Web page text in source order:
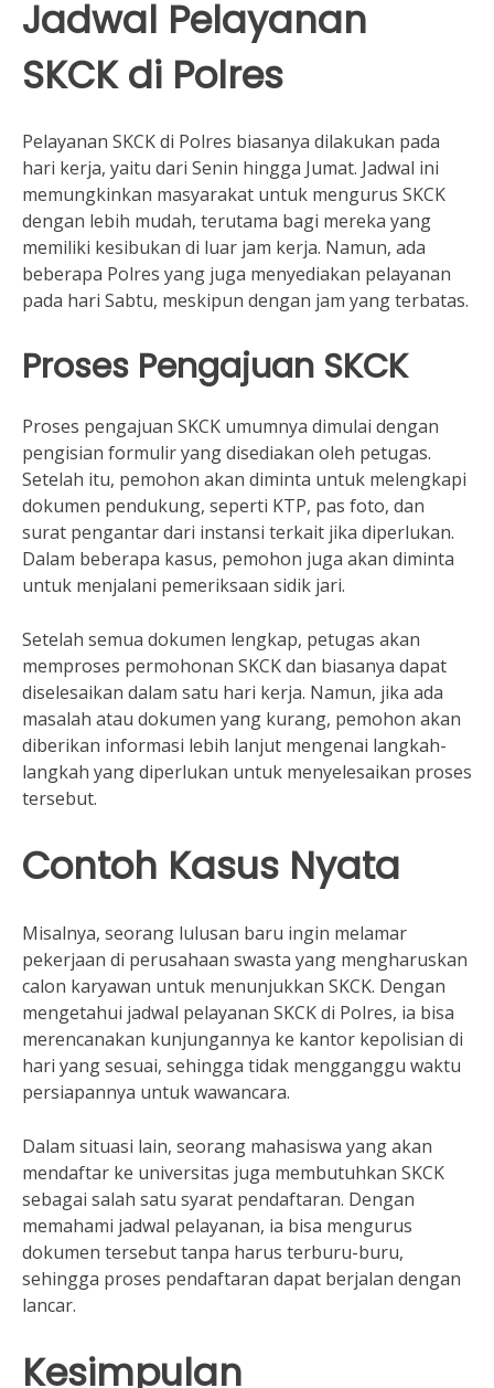
Jadwal Pelayanan
SKCK di Polres
Pelayanan SKCK di Polres biasanya dilakukan pada
hari kerja, yaitu dari Senin hingga Jumat. Jadwal ini
memungkinkan masyarakat untuk mengurus SKCK
dengan lebih mudah, terutama bagi mereka yang
memiliki kesibukan di luar jam kerja. Namun, ada
beberapa Polres yang juga menyediakan pelayanan
pada hari Sabtu, meskipun dengan jam yang terbatas.
Proses Pengajuan SKCK
Proses pengajuan SKCK umumnya dimulai dengan
pengisian formulir yang disediakan oleh petugas.
Setelah itu, pemohon akan diminta untuk melengkapi
dokumen pendukung, seperti KTP, pas foto, dan
surat pengantar dari instansi terkait jika diperlukan.
Dalam beberapa kasus, pemohon juga akan diminta
untuk menjalani pemeriksaan sidik jari.
Setelah semua dokumen lengkap, petugas akan
memproses permohonan SKCK dan biasanya dapat
diselesaikan dalam satu hari kerja. Namun, jika ada
masalah atau dokumen yang kurang, pemohon akan
diberikan informasi lebih lanjut mengenai langkah-
langkah yang diperlukan untuk menyelesaikan proses
tersebut.
Contoh Kasus Nyata
Misalnya, seorang lulusan baru ingin melamar
pekerjaan di perusahaan swasta yang mengharuskan
calon karyawan untuk menunjukkan SKCK. Dengan
mengetahui jadwal pelayanan SKCK di Polres, ia bisa
merencanakan kunjungannya ke kantor kepolisian di
hari yang sesuai, sehingga tidak mengganggu waktu
persiapannya untuk wawancara.
Dalam situasi lain, seorang mahasiswa yang akan
mendaftar ke universitas juga membutuhkan SKCK
sebagai salah satu syarat pendaftaran. Dengan
memahami jadwal pelayanan, ia bisa mengurus
dokumen tersebut tanpa harus terburu-buru,
sehingga proses pendaftaran dapat berjalan dengan
lancar.
Kesimpulan